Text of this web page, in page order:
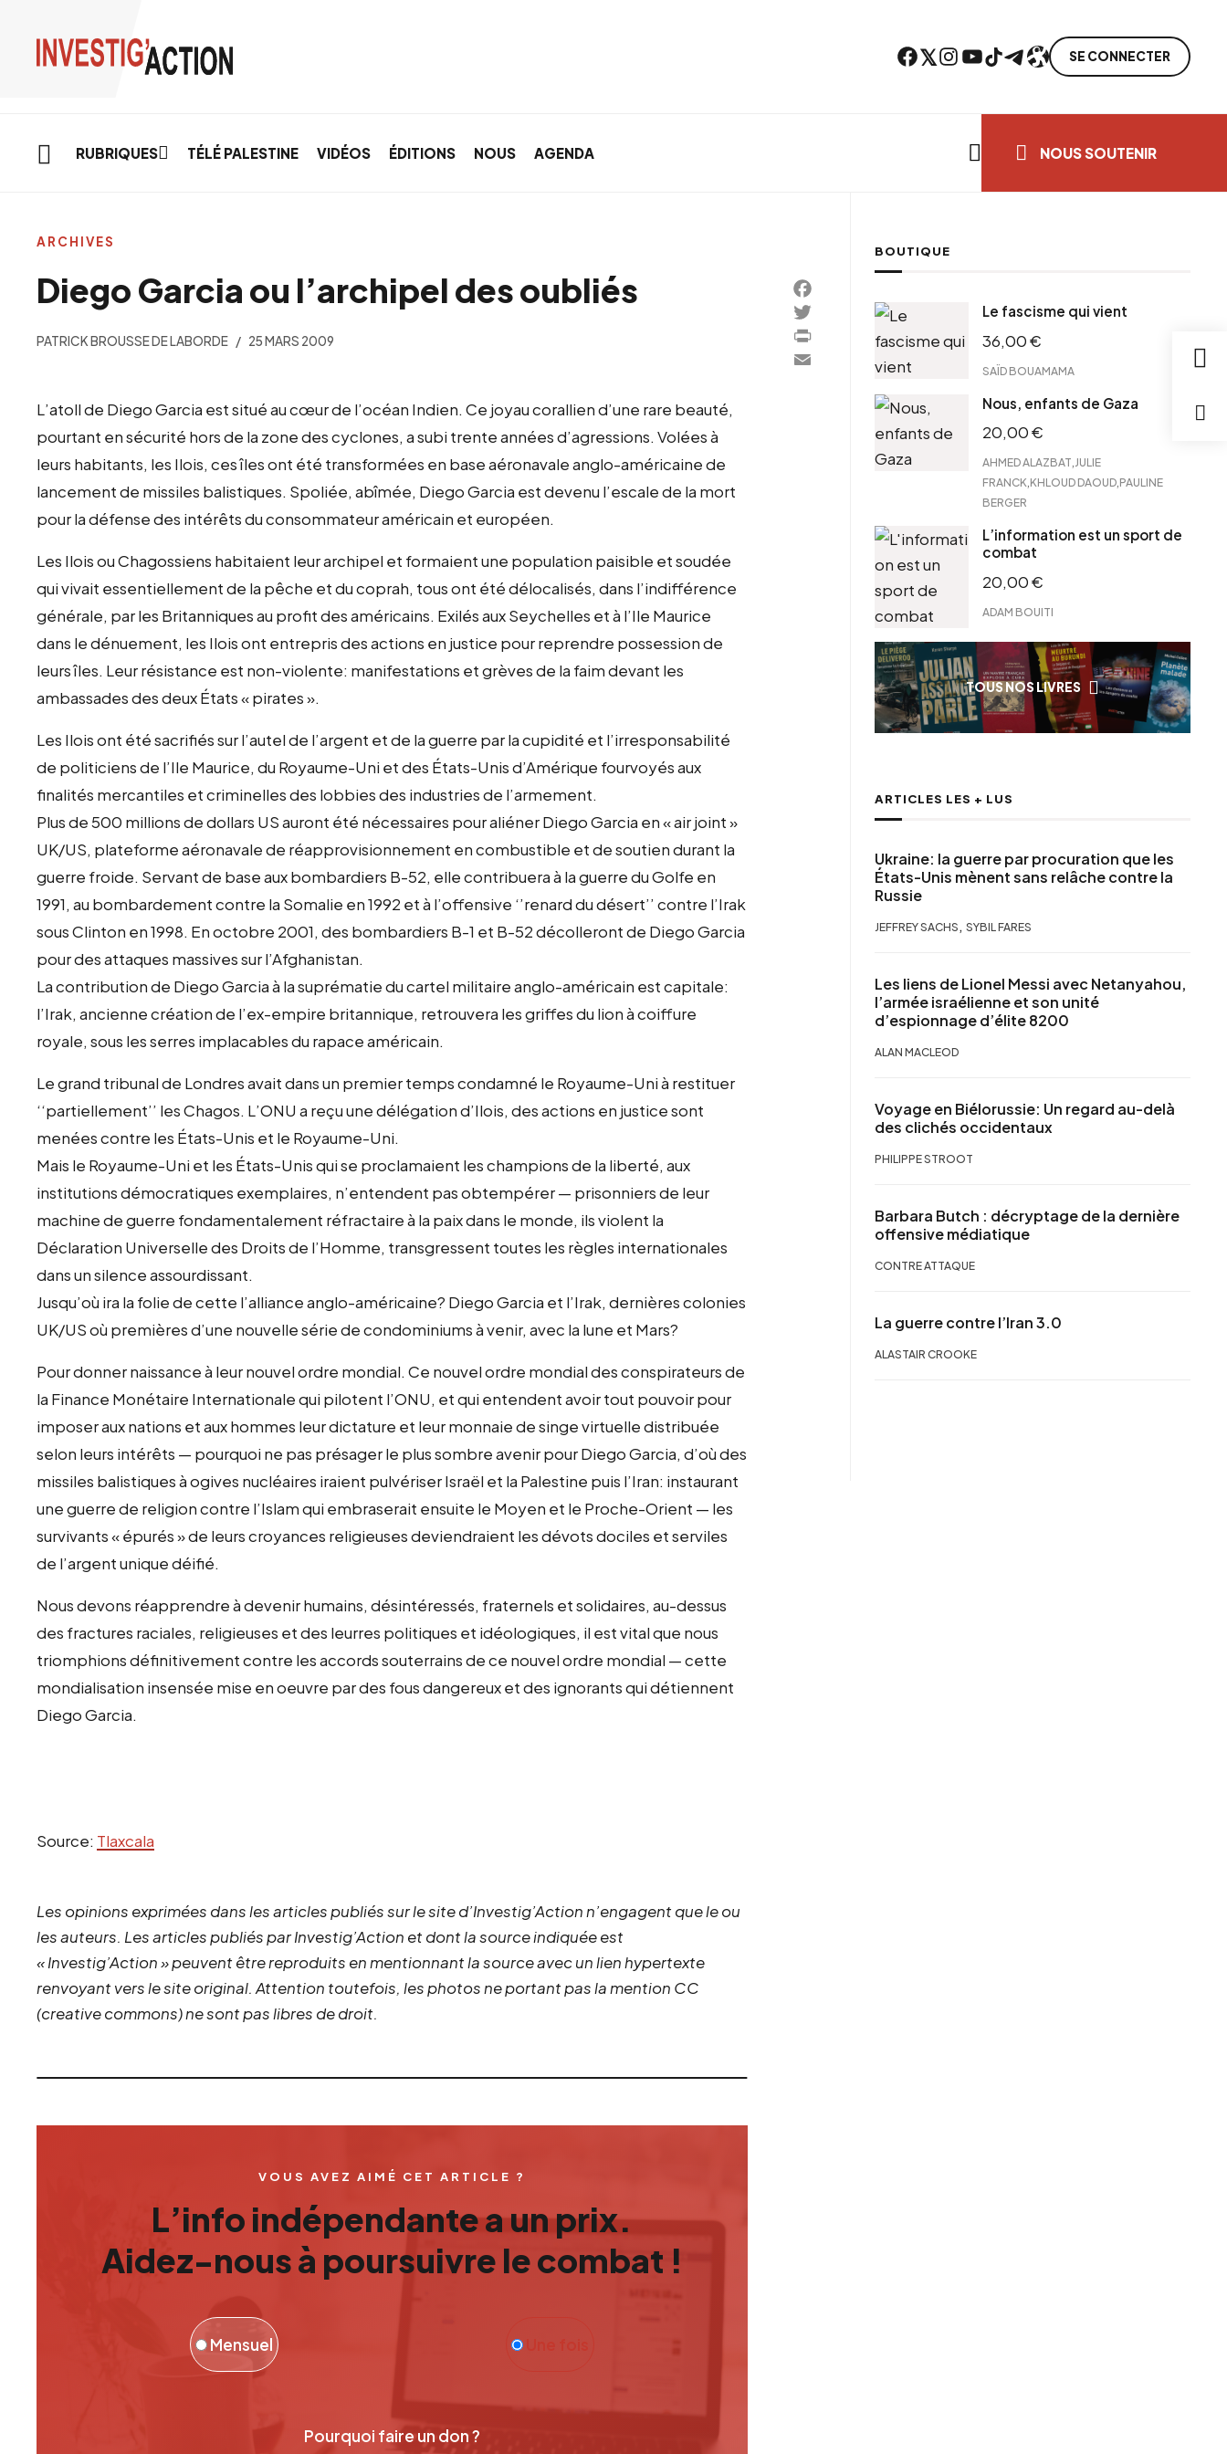
Facebook Twitter Instagram YouTube TikTok TelegramLien SE CONNECTER
RUBRIQUES TÉLÉ PALESTINE VIDÉOS ÉDITIONS NOUS AGENDA NOUS SOUTENIR
Diego Garcia ou l’archipel des oubliés
PATRICK BROUSSE DE LABORDE 25 MARS 2009
L’atoll de Diego Garcia est situé au cœur de l’océan Indien. Ce joyau corallien d’une rare beauté,
pourtant en sécurité hors de la zone des cyclones, a subi trente années d’agressions. Volées à
leurs habitants, les Ilois, ces îles ont été transformées en base aéronavale anglo-américaine de
lancement de missiles balistiques. Spoliée, abîmée, Diego Garcia est devenu l’escale de la mort
pour la défense des intérêts du consommateur américain et européen.
Les Ilois ou Chagossiens habitaient leur archipel et formaient une population paisible et soudée
qui vivait essentiellement de la pêche et du coprah, tous ont été délocalisés, dans l’indifférence
générale, par les Britanniques au profit des américains. Exilés aux Seychelles et à l’Ile Maurice
dans le dénuement, les Ilois ont entrepris des actions en justice pour reprendre possession de
leurs îles. Leur résistance est non-violente: manifestations et grèves de la faim devant les
ambassades des deux États « pirates ».
Les Ilois ont été sacrifiés sur l’autel de l’argent et de la guerre par la cupidité et l’irresponsabilité
de politiciens de l’Ile Maurice, du Royaume-Uni et des États-Unis d’Amérique fourvoyés aux
finalités mercantiles et criminelles des lobbies des industries de l’armement.
Plus de 500 millions de dollars US auront été nécessaires pour aliéner Diego Garcia en « air joint »
UK/US, plateforme aéronavale de réapprovisionnement en combustible et de soutien durant la
guerre froide. Servant de base aux bombardiers B-52, elle contribuera à la guerre du Golfe en
1991, au bombardement contre la Somalie en 1992 et à l’offensive ‘’renard du désert’’ contre l’Irak
sous Clinton en 1998. En octobre 2001, des bombardiers B-1 et B-52 décolleront de Diego Garcia
pour des attaques massives sur l’Afghanistan.
La contribution de Diego Garcia à la suprématie du cartel militaire anglo-américain est capitale:
l’Irak, ancienne création de l’ex-empire britannique, retrouvera les griffes du lion à coiffure
royale, sous les serres implacables du rapace américain.
Le grand tribunal de Londres avait dans un premier temps condamné le Royaume-Uni à restituer
‘‘partiellement’’ les Chagos. L’ONU a reçu une délégation d’Ilois, des actions en justice sont
menées contre les États-Unis et le Royaume-Uni.
Mais le Royaume-Uni et les États-Unis qui se proclamaient les champions de la liberté, aux
institutions démocratiques exemplaires, n’entendent pas obtempérer — prisonniers de leur
machine de guerre fondamentalement réfractaire à la paix dans le monde, ils violent la
Déclaration Universelle des Droits de l’Homme, transgressent toutes les règles internationales
dans un silence assourdissant.
Jusqu’où ira la folie de cette l’alliance anglo-américaine? Diego Garcia et l’Irak, dernières colonies
UK/US où premières d’une nouvelle série de condominiums à venir, avec la lune et Mars?
Pour donner naissance à leur nouvel ordre mondial. Ce nouvel ordre mondial des conspirateurs de
la Finance Monétaire Internationale qui pilotent l’ONU, et qui entendent avoir tout pouvoir pour
imposer aux nations et aux hommes leur dictature et leur monnaie de singe virtuelle distribuée
selon leurs intérêts — pourquoi ne pas présager le plus sombre avenir pour Diego Garcia, d’où des
missiles balistiques à ogives nucléaires iraient pulvériser Israël et la Palestine puis l’Iran: instaurant
une guerre de religion contre l’Islam qui embraserait ensuite le Moyen et le Proche-Orient — les
survivants « épurés » de leurs croyances religieuses deviendraient les dévots dociles et serviles
de l’argent unique déifié.
Nous devons réapprendre à devenir humains, désintéressés, fraternels et solidaires, au-dessus
des fractures raciales, religieuses et des leurres politiques et idéologiques, il est vital que nous
triomphions définitivement contre les accords souterrains de ce nouvel ordre mondial — cette
mondialisation insensée mise en oeuvre par des fous dangereux et des ignorants qui détiennent
Diego Garcia.
Source: Tlaxcala
ARCHIVES
Les opinions exprimées dans les articles publiés sur le site d’Investig’Action n’engagent que le ou
les auteurs. Les articles publiés par Investig’Action et dont la source indiquée est
« Investig’Action » peuvent être reproduits en mentionnant la source avec un lien hypertexte
renvoyant vers le site original. Attention toutefois, les photos ne portant pas la mention CC
(creative commons) ne sont pas libres de droit.
VOUS AVEZ AIMÉ CET ARTICLE ?
L’info indépendante a un prix.
Aidez-nous à poursuivre le combat !
Mensuel
Pourquoi faire un don ?
Facebook
Twitter
PrintFriendly
Email
BOUTIQUE
Le fascisme qui vient
36,00€
SAÏD BOUAMAMA
Nous, enfants de Gaza
20,00€
AHMED ALAZBAT JULIE
FRANCK KHLOUD DAOUD PAULINE
BERGER
L’information est un sport de
combat
20,00€
ADAM BOUITI
TOUS NOS LIVRES
ARTICLES LES + LUS
Ukraine: la guerre par procuration que les
États-Unis mènent sans relâche contre la
Russie
JEFFREY SACHS , SYBIL FARES
Les liens de Lionel Messi avec Netanyahou,
l’armée israélienne et son unité
d’espionnage d’élite 8200
ALAN MACLEOD
Voyage en Biélorussie: Un regard au-delà
des clichés occidentaux
PHILIPPE STROOT
Barbara Butch : décryptage de la dernière
offensive médiatique
CONTRE ATTAQUE
La guerre contre l’Iran 3.0
ALASTAIR CROOKE